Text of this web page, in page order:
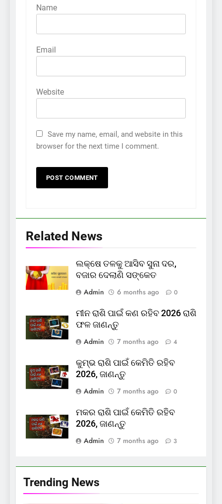
Name
Email
Website
Save my name, email, and website in this
browser for the next time I comment.
Related News
ଲକ୍ଷେ ତଳକୁ ଆସିବ ସୁନା ଦର,
ବଜାର ଦେଲାଣି ସଙ୍କେତ
Admin
6 months ago 0
ମୀନ ରାଶି ପାଇଁ କଣ ରହିବ 2026 ରାଶି
ଫଳ ଜାଣନ୍ତୁ
Admin
7 months ago 4
କୁମ୍ଭ ରାଶି ପାଇଁ କେମିତି ରହିବ
2026, ଜାଣନ୍ତୁ
Admin
7 months ago 0
ମକର ରାଶି ପାଇଁ କେମିତି ରହିବ
2026, ଜାଣନ୍ତୁ
Admin
7 months ago 3
Trending News